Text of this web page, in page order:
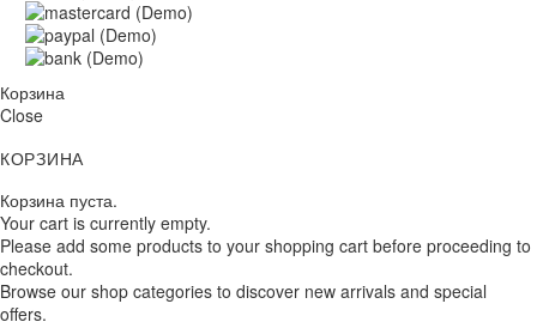
Корзина
Close
КОРЗИНА
Корзина пуста.
Your cart is currently empty.
Please add some products to your shopping cart before proceeding to
checkout.
Browse our shop categories to discover new arrivals and special
offers.